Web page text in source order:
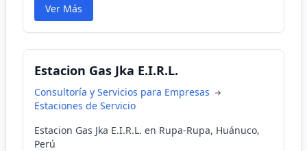
Ver Más
Estacion Gas Jka E.I.R.L.
Consultoría y Servicios para Empresas
Estaciones de Servicio
Estacion Gas Jka E.I.R.L. en Rupa-Rupa, Huánuco,
Perú